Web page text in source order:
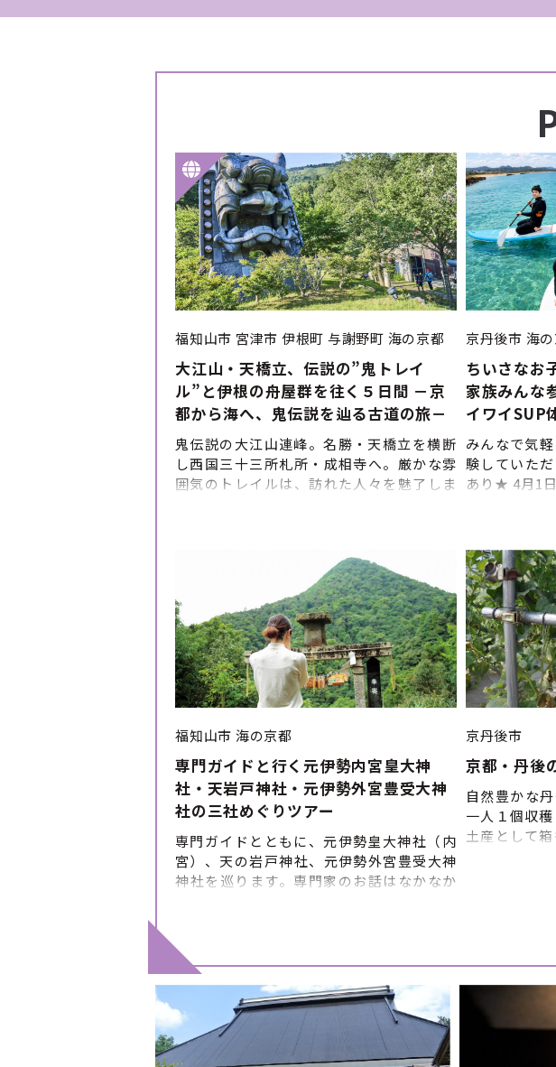
福知山市 宮津市 伊根町 与謝野町 海の京都
大江山・天橋立、伝説の”鬼トレイ
ル”と伊根の舟屋群を往く５日間 －京
都から海へ、鬼伝説を辿る古道の旅－
鬼伝説の大江山連峰。名勝・天橋立を横断
し西国三十三所札所・成相寺へ。厳かな雰
囲気のトレイルは、訪れた人々を魅了しま
を是非お楽しみください。 ツアー主催：ア
ルパインツアーサービス株式会社
京丹後市 海
ちいさなお
家族みん
イワイSUP
みんなで気
験していた
あり★ 4月
ださい。 ◎
ロッカー完
す（海沿い
できる屋内ス
福知山市 海の京都
専門ガイドと行く元伊勢内宮皇大神
社・天岩戸神社・元伊勢外宮豊受大神
社の三社めぐりツアー
専門ガイドとともに、元伊勢皇大神社（内
宮）、天の岩戸神社、元伊勢外宮豊受大神
神社を巡ります。専門家のお話はなかなか
③天の岩戸神社 ④豊受大神神社（外宮） ⑤
参道 ⑥元伊勢観光センター（解散） ※上記
の流れは目安です。 当日の状況によって流
れが変更になる場合がありますので、あら
かじめご了承ください。 ■催行期間：通年
※ただし12／25～1／15は休み ■申込締
京丹後市
京都・丹後
自然豊かな
一人１個収
土産として
11:55〜
日・祝 ※要